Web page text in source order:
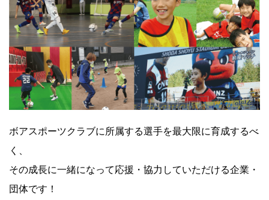
ボアスポーツクラブに所属する選手を最大限に育成するべ
く、
その成長に一緒になって応援・協力していただける企業・
団体です！